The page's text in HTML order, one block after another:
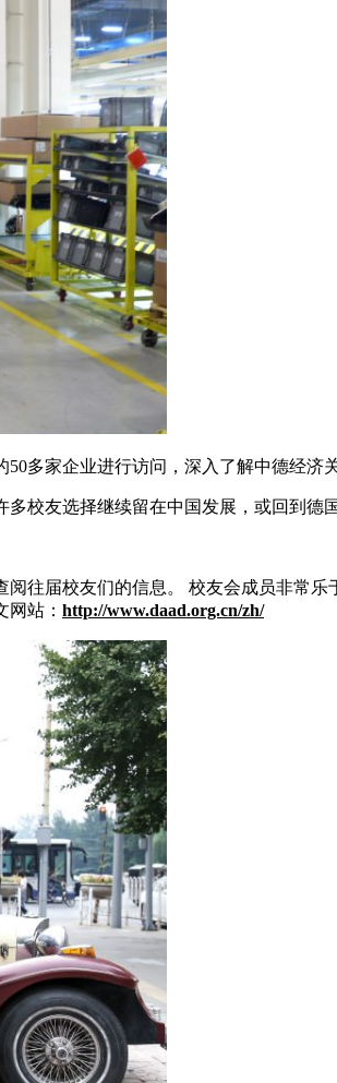
多家企业进行访问，深入了解中德经济关
校友选择继续留在中国发展，或回到德
阅往届校友们的信息。 校友会成员非常
站： http://www.daad.org.cn/zh/